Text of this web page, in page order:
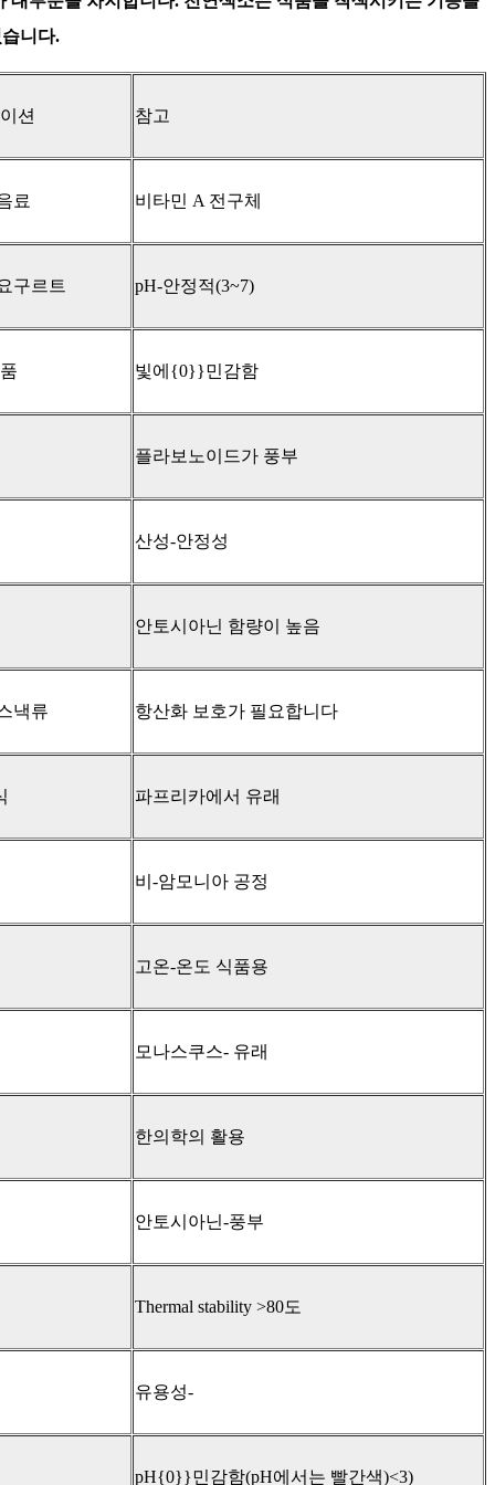
니다.
션​ ​참고​
료 비타민 A 전구체
구르트 pH-안정적(3~7)
빛에{0}}민감함
플라보노이드가 풍부
산성-안정성
안토시아닌 함량이 높음
낵류 항산화 보호가 필요합니다
파프리카에서 유래
비-암모니아 공정
고온-온도 식품용
모나스쿠스- 유래
한의학의 활용
안토시아닌-풍부
Thermal stability >80도
유용성-
pH{0}}민감함(pH에서는 빨간색)<3)